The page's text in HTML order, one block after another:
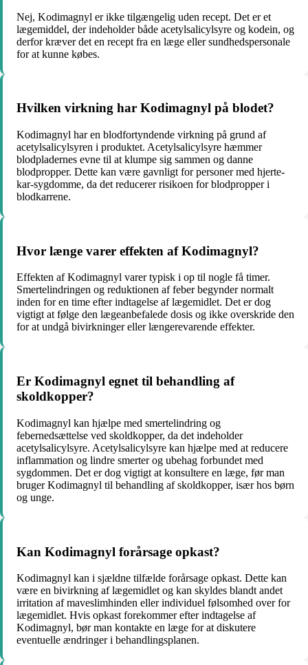
Nej, Kodimagnyl er ikke tilgængelig uden recept. Det er et
lægemiddel, der indeholder både acetylsalicylsyre og kodein, og
derfor kræver det en recept fra en læge eller sundhedspersonale
for at kunne købes.
Hvilken virkning har Kodimagnyl på blodet?
Kodimagnyl har en blodfortyndende virkning på grund af
acetylsalicylsyren i produktet. Acetylsalicylsyre hæmmer
blodpladernes evne til at klumpe sig sammen og danne
blodpropper. Dette kan være gavnligt for personer med hjerte-
kar-sygdomme, da det reducerer risikoen for blodpropper i
blodkarrene.
Hvor længe varer effekten af Kodimagnyl?
Effekten af Kodimagnyl varer typisk i op til nogle få timer.
Smertelindringen og reduktionen af feber begynder normalt
inden for en time efter indtagelse af lægemidlet. Det er dog
vigtigt at følge den lægeanbefalede dosis og ikke overskride den
for at undgå bivirkninger eller længerevarende effekter.
Er Kodimagnyl egnet til behandling af
skoldkopper?
Kodimagnyl kan hjælpe med smertelindring og
febernedsættelse ved skoldkopper, da det indeholder
acetylsalicylsyre. Acetylsalicylsyre kan hjælpe med at reducere
inflammation og lindre smerter og ubehag forbundet med
sygdommen. Det er dog vigtigt at konsultere en læge, før man
bruger Kodimagnyl til behandling af skoldkopper, især hos børn
og unge.
Kan Kodimagnyl forårsage opkast?
Kodimagnyl kan i sjældne tilfælde forårsage opkast. Dette kan
være en bivirkning af lægemidlet og kan skyldes blandt andet
irritation af maveslimhinden eller individuel følsomhed over for
lægemidlet. Hvis opkast forekommer efter indtagelse af
Kodimagnyl, bør man kontakte en læge for at diskutere
eventuelle ændringer i behandlingsplanen.